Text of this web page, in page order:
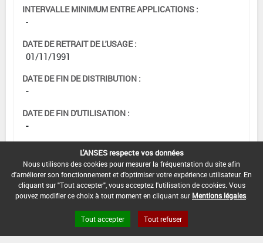
INTERVALLE MINIMUM ENTRE APPLICATIONS :
-
DATE DE RETRAIT DE L'USAGE :
01/11/1991
DATE DE FIN DE DISTRIBUTION :
-
DATE DE FIN D'UTILISATION :
-
L'ANSES respecte vos données
Nous utilisons des cookies pour mesurer la fréquentation du site afin
d'améliorer son fonctionnement et d'optimiser votre expérience utilisateur. En
cliquant sur "Tout accepter", vous acceptez l'utilisation de cookies. Vous
pouvez modifier ce choix à tout moment en cliquant sur Mentions légales
Tout accepter Tout refuser